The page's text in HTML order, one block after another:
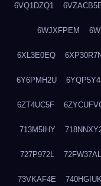
6VQ1DZQ1
6WJXFPEM
6XL3E0EQ
6Y6PMH2U 6YQP5Y4L
6ZT4UC5F
713M5IHY
727P972L 72FW37AL
73VKAF4E 740HGIUK